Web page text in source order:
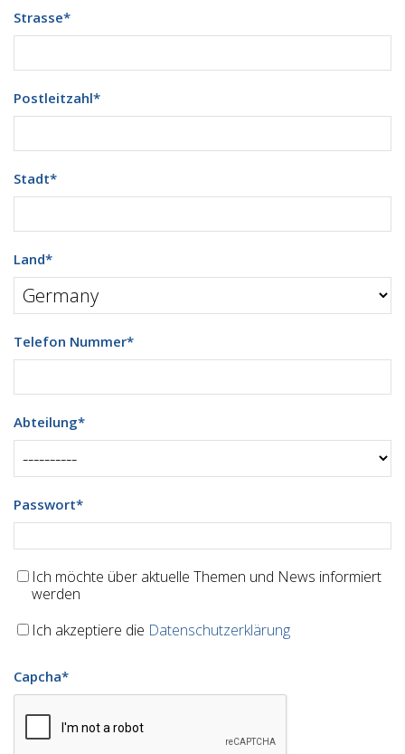
Strasse*
Postleitzahl*
Stadt*
Land*
Telefon Nummer*
Abteilung*
Passwort*
Ich möchte über aktuelle Themen und News informiert
werden
Ich akzeptiere die Datenschutzerklärung
Capcha*